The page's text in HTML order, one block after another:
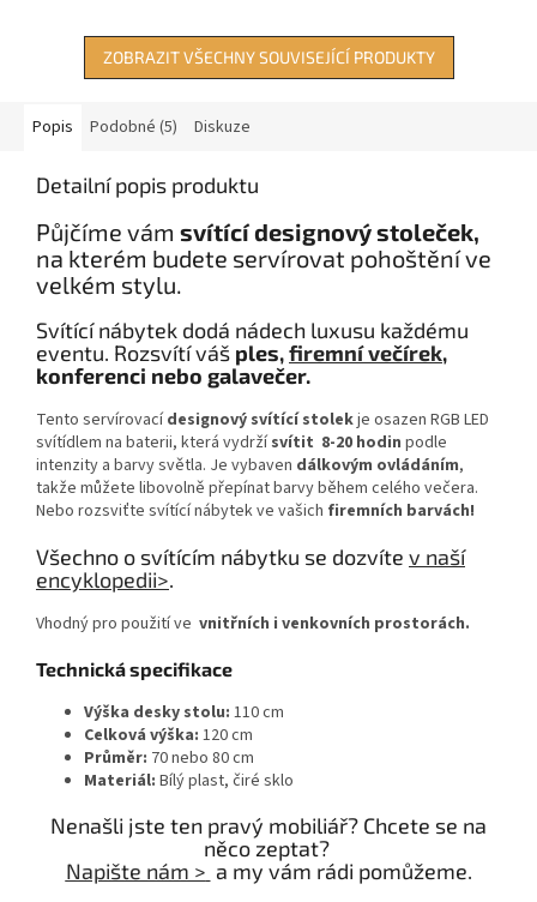
ZOBRAZIT VŠECHNY SOUVISEJÍCÍ PRODUKTY
Popis Podobné (5) Diskuze
Detailní popis produktu
Půjčíme vám svítící designový stoleček,
na kterém budete servírovat pohoštění ve
velkém stylu.
Svítící nábytek dodá nádech luxusu každému
eventu. Rozsvítí váš ples,firemní večírek,
konferenci nebo galavečer.
Tento servírovacídesignový svítící stolekje osazen RGB LED
svítídlem na baterii, která vydržísvítit 8-20 hodin podle
intenzity a barvy světla. Je vybaven dálkovým ovládáním,
takže můžete libovolně přepínat barvy během celého večera.
Nebo rozsviťte svítící nábytek ve vašich firemních barvách!
Všechno o svítícím nábytku se dozvíte v naší
encyklopedii>.
Vhodný pro použití ve vnitřních i venkovních prostorách.
Technická specifikace
Výška desky stolu: 110 cm
Celková výška: 120 cm
Průměr: 70 nebo 80 cm
Materiál: Bílý plast, čiré sklo
Nenašli jste ten pravý mobiliář? Chcete se na
něco zeptat?
Napište nám > a my vám rádi pomůžeme.